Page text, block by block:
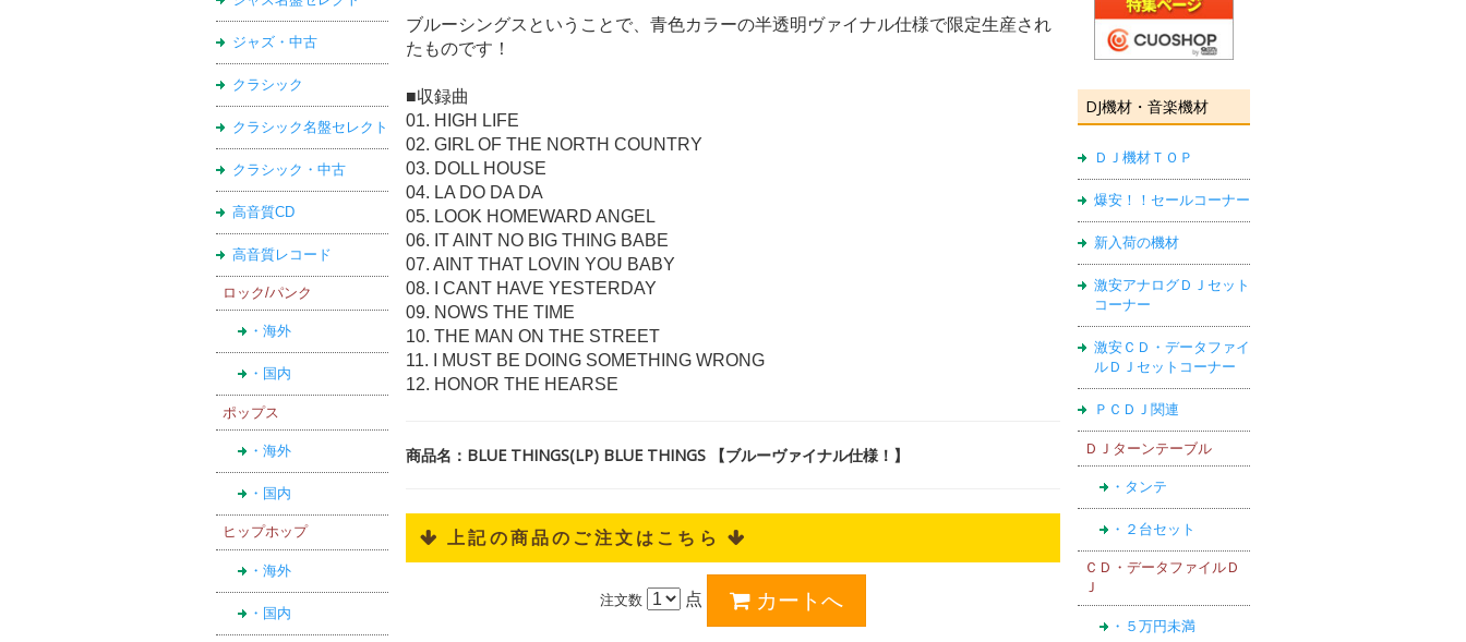
ジャズ・中古
クラシック
クラシック名盤セレクト
クラシック・中古
高音質CD
高音質レコード
ロック/パンク
・海外
・国内
ポップス
・海外
・国内
ヒップホップ
・海外
・国内
DJ機材・音楽機材
ＤＪ機材ＴＯＰ
爆安！！セールコーナー
新入荷の機材
激安アナログＤＪセット
コーナー
激安ＣＤ・データファイ
ルＤＪセットコーナー
ＰＣＤＪ関連
ＤＪターンテーブル
・タンテ
・２台セット
ＣＤ・データファイルＤ
Ｊ
・５万円未満
ブルーシングスということで、青色カラーの半透明ヴァイナル仕様で限定生産され
たものです！
■収録曲
01. HIGH LIFE
02. GIRL OF THE NORTH COUNTRY
03. DOLL HOUSE
04. LA DO DA DA
05. LOOK HOMEWARD ANGEL
06. IT AINT NO BIG THING BABE
07. AINT THAT LOVIN YOU BABY
08. I CANT HAVE YESTERDAY
09. NOWS THE TIME
10. THE MAN ON THE STREET
11. I MUST BE DOING SOMETHING WRONG
12. HONOR THE HEARSE
商品名：BLUE THINGS(LP) BLUE THINGS 【ブルーヴァイナル仕様！】
 上記の商品のご注文はこちら 
注文数 点